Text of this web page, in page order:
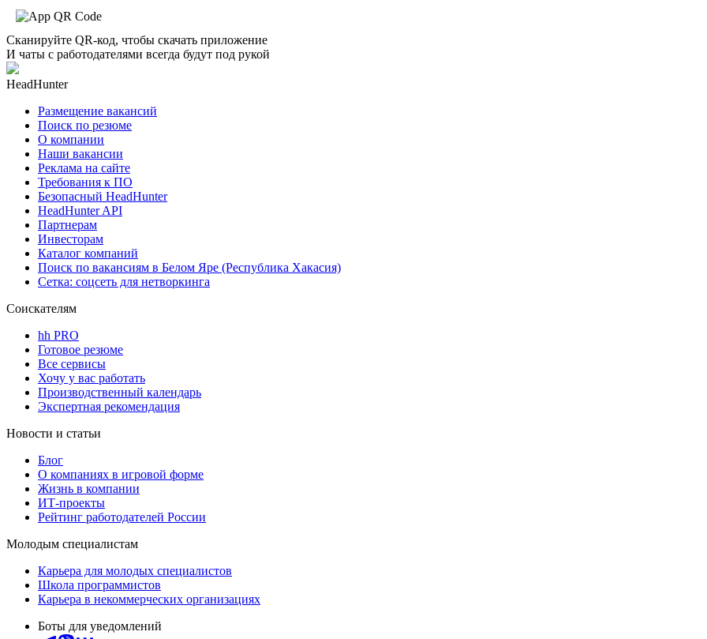
Сканируйте QR-код, чтобы скачать приложение
И чаты с работодателями всегда будут под рукой
HeadHunter
Размещение вакансий
Поиск по резюме
О компании
Наши вакансии
Реклама на сайте
Требования к ПО
Безопасный HeadHunter
HeadHunter API
Партнерам
Инвесторам
Каталог компаний
Поиск по вакансиям в Белом Яре (Республика Хакасия)
Сетка: соцсеть для нетворкинга
Соискателям
hh PRO
Готовое резюме
Все сервисы
Хочу у вас работать
Производственный календарь
Экспертная рекомендация
Новости и статьи
Блог
О компаниях в игровой форме
Жизнь в компании
ИТ-проекты
Рейтинг работодателей России
Молодым специалистам
Карьера для молодых специалистов
Школа программистов
Карьера в некоммерческих организациях
Боты для уведомлений